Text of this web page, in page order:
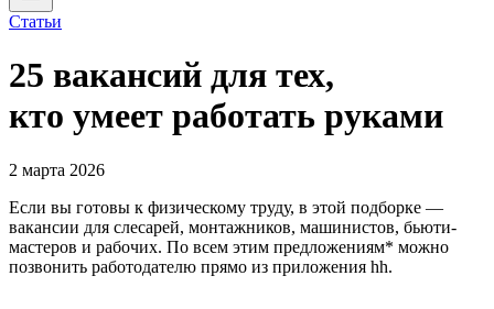
Статьи
25 вакансий для тех,
кто умеет работать руками
2 марта 2026
Если вы готовы к физическому труду, в этой подборке —
вакансии для слесарей, монтажников, машинистов, бьюти-
мастеров и рабочих. По всем этим предложениям* можно
позвонить работодателю прямо из приложения hh.